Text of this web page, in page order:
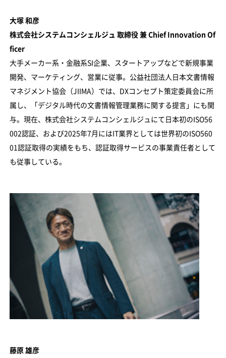
大塚 和彦
株式会社システムコンシェルジュ 取締役 兼 Chief Innovation Of
ficer
大手メーカー系・金融系SI企業、スタートアップなどで新規事業
開発、マーケティング、営業に従事。公益社団法人日本文書情報
マネジメント協会（JIIMA）では、DXコンセプト策定委員会に所
属し、「デジタル時代の文書情報管理業務に関する提言」にも関
与。現在、株式会社システムコンシェルジュにて日本初のISO56
002認証、および2025年7月にはIT業界としては世界初のISO560
01認証取得の実績をもち、認証取得サービスの事業責任者として
も従事している。
藤原 雄彦